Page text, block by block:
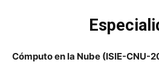
Cómputo en la Nube (ISIE-CNU-